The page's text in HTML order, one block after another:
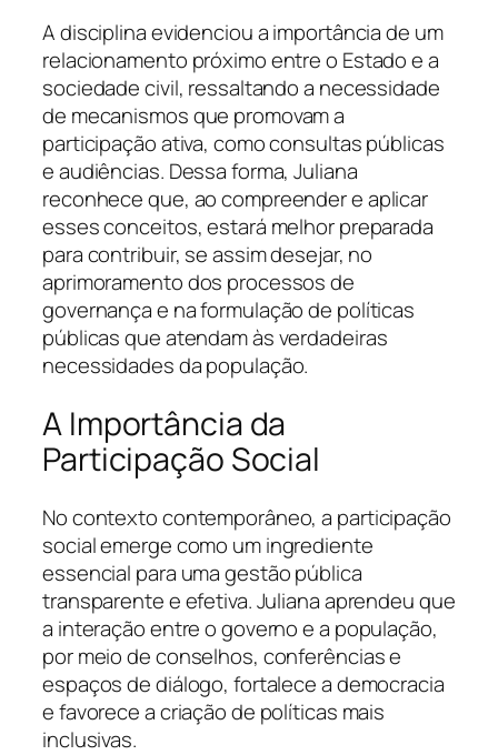
A disciplina evidenciou a importância de um
relacionamento próximo entre o Estado e a
sociedade civil, ressaltando a necessidade
de mecanismos que promovam a
participação ativa, como consultas públicas
e audiências. Dessa forma, Juliana
reconhece que, ao compreender e aplicar
esses conceitos, estará melhor preparada
para contribuir, se assim desejar, no
aprimoramento dos processos de
governança e na formulação de políticas
públicas que atendam às verdadeiras
necessidades da população.
A Importância da
Participação Social
No contexto contemporâneo, a participação
social emerge como um ingrediente
essencial para uma gestão pública
transparente e efetiva. Juliana aprendeu que
a interação entre o governo e a população,
por meio de conselhos, conferências e
espaços de diálogo, fortalece a democracia
e favorece a criação de políticas mais
inclusivas.